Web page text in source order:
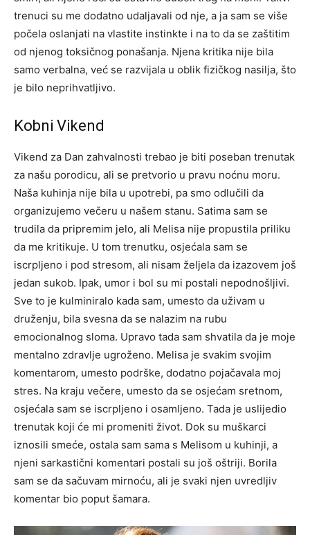
trenuci su me dodatno udaljavali od nje, a ja sam se više
počela oslanjati na vlastite instinkte i na to da se zaštitim
od njenog toksičnog ponašanja. Njena kritika nije bila
samo verbalna, već se razvijala u oblik fizičkog nasilja, što
je bilo neprihvatljivo.
Kobni Vikend
Vikend za Dan zahvalnosti trebao je biti poseban trenutak
za našu porodicu, ali se pretvorio u pravu noćnu moru.
Naša kuhinja nije bila u upotrebi, pa smo odlučili da
organizujemo večeru u našem stanu. Satima sam se
trudila da pripremim jelo, ali Melisa nije propustila priliku
da me kritikuje. U tom trenutku, osjećala sam se
iscrpljeno i pod stresom, ali nisam željela da izazovem još
jedan sukob. Ipak, umor i bol su mi postali nepodnošljivi.
Sve to je kulminiralo kada sam, umesto da uživam u
druženju, bila svesna da se nalazim na rubu
emocionalnog sloma. Upravo tada sam shvatila da je moje
mentalno zdravlje ugroženo. Melisa je svakim svojim
komentarom, umesto podrške, dodatno pojačavala moj
stres. Na kraju večere, umesto da se osjećam sretnom,
osjećala sam se iscrpljeno i osamljeno. Tada je uslijedio
trenutak koji će mi promeniti život. Dok su muškarci
iznosili smeće, ostala sam sama s Melisom u kuhinji, a
njeni sarkastični komentari postali su još oštriji. Borila
sam se da sačuvam mirnoću, ali je svaki njen uvredljiv
komentar bio poput šamara.